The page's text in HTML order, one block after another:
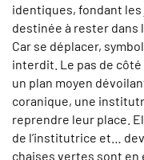
identiques, fondant
destinée à rester dans
Car se déplacer,
interdit. Le pas de
un plan moyen
coranique, une
reprendre leur place.
de l’institutrice et…
chaises vertes sont en